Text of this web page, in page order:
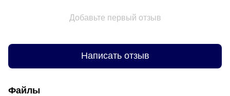
Добавьте первый отзыв
Написать отзыв
Файлы